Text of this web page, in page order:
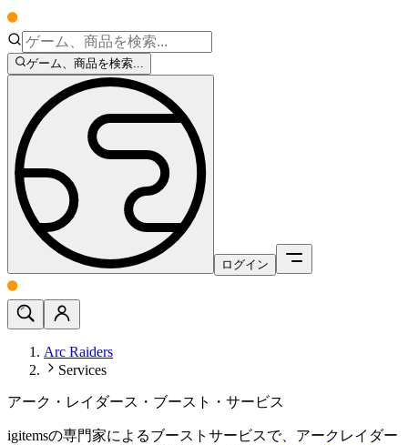
ゲーム、商品を検索...
ログイン
Arc Raiders
Services
アーク・レイダース・ブースト・サービス
igitemsの専門家によるブーストサービスで、アークレイダー